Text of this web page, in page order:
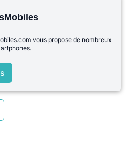
vous propose de nombreux